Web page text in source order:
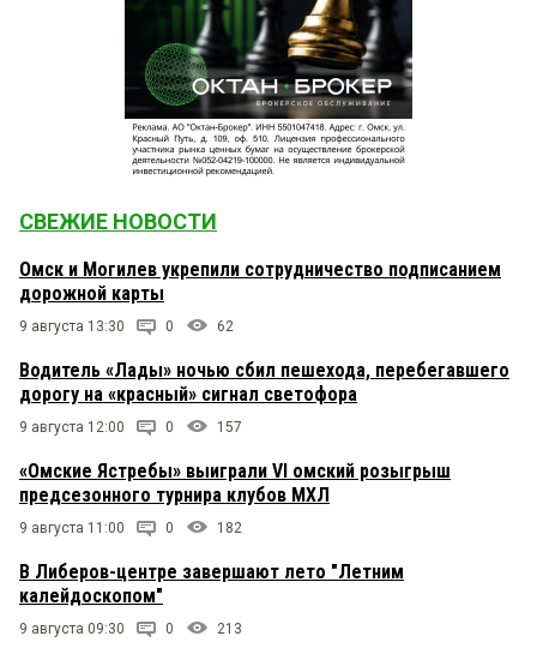
СВЕЖИЕ НОВОСТИ
Омск и Могилев укрепили сотрудничество подписанием
дорожной карты
9 августа 13:30 0 62
Водитель «Лады» ночью сбил пешехода, перебегавшего
дорогу на «красный» сигнал светофора
9 августа 12:00 0 157
«Омские Ястребы» выиграли VI омский розыгрыш
предсезонного турнира клубов МХЛ
9 августа 11:00 0 182
В Либеров-центре завершают лето "Летним
калейдоскопом"
9 августа 09:30 0 213